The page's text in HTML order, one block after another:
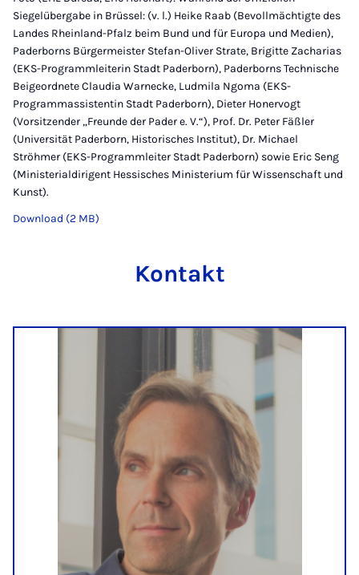
Siegelübergabe in Brüssel: (v. l.) Heike Raab (Bevollmächtigte des
Landes Rheinland-Pfalz beim Bund und für Europa und Medien),
Paderborns Bürgermeister Stefan-Oliver Strate, Brigitte Zacharias
(EKS-Programmleiterin Stadt Paderborn), Paderborns Technische
Beigeordnete Claudia Warnecke, Ludmila Ngoma (EKS-
Programmassistentin Stadt Paderborn), Dieter Honervogt
(Vorsitzender „Freunde der Pader e. V.“), Prof. Dr. Peter Fäßler
(Universität Paderborn, Historisches Institut), Dr. Michael
Ströhmer (EKS-Programmleiter Stadt Paderborn) sowie Eric Seng
(Ministerialdirigent Hessisches Ministerium für Wissenschaft und
Kunst).
Download (2 MB)
Kontakt